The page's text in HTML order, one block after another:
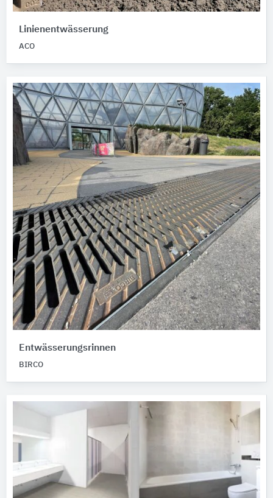
Linienentwässerung
ACO
Entwässerungsrinnen
BIRCO